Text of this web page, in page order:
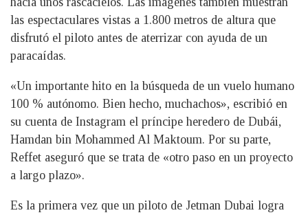
las espectaculares vistas a 1.800 metros de altura que
disfrutó el piloto antes de aterrizar con ayuda de un
paracaídas.
«Un importante hito en la búsqueda de un vuelo humano
100 % autónomo. Bien hecho, muchachos», escribió en
su cuenta de Instagram el príncipe heredero de Dubái,
Hamdan bin Mohammed Al Maktoum. Por su parte,
Reffet aseguró que se trata de «otro paso en un proyecto
a largo plazo».
Es la primera vez que un piloto de Jetman Dubai logra